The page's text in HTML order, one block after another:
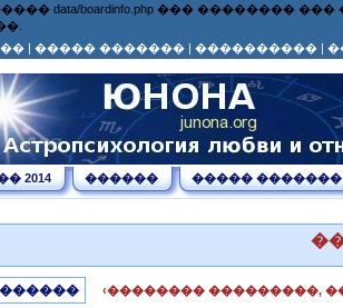
data/boardinfo.php ���
| ����� ������� | ���������� |
2014 ������ ����� �������
‹�������� ���������,